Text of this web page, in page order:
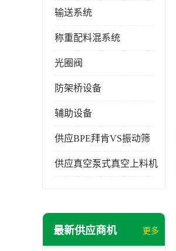
输送系统
称重配料混系统
光圈阀
防架桥设备
辅助设备
供应BPE拜肯VS振动筛
供应真空泵式真空上料机
最新供应商机 更多